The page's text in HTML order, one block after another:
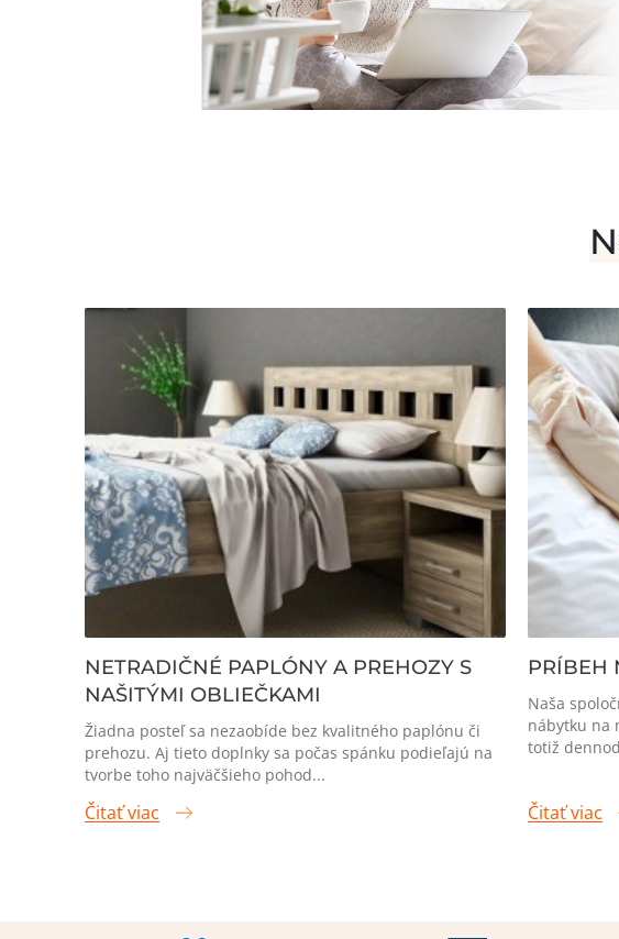
NETRADIČNÉ PAPLÓNY A PREHOZY S
NAŠITÝMI OBLIEČKAMI
Žiadna posteľ sa nezaobíde bez kvalitného paplónu či
prehozu. Aj tieto doplnky sa počas spánku podieľajú na
tvorbe toho najväčšieho pohod...
Čitať viac
PRÍBEH
Naša
nábytku na
totiž
Čitať viac